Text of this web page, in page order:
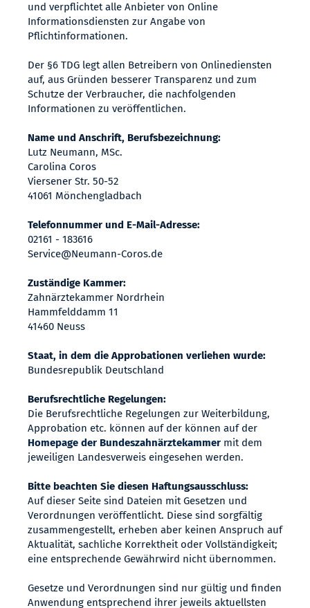
und verpflichtet alle Anbieter von Online
Informationsdiensten zur Angabe von
Pflichtinformationen.
Der §6 TDG legt allen Betreibern von Onlinediensten
auf, aus Gründen besserer Transparenz und zum
Schutze der Verbraucher, die nachfolgenden
Informationen zu veröffentlichen.
Name und Anschrift, Berufsbezeichnung:
Lutz Neumann, MSc.
Carolina Coros
Viersener Str. 50-52
41061 Mönchengladbach
Telefonnummer und E-Mail-Adresse:
02161 - 183616
Service@Neumann-Coros.de
Zuständige Kammer:
Zahnärztekammer Nordrhein
Hammfelddamm 11
41460 Neuss
Staat, in dem die Approbationen verliehen wurde:
Bundesrepublik Deutschland
Berufsrechtliche Regelungen:
Die Berufsrechtliche Regelungen zur Weiterbildung,
Approbation etc. können auf der können auf der
Homepage der Bundeszahnärztekammer mit dem
jeweiligen Landesverweis eingesehen werden.
Bitte beachten Sie diesen Haftungsausschluss:
Auf dieser Seite sind Dateien mit Gesetzen und
Verordnungen veröffentlicht. Diese sind sorgfältig
zusammengestellt, erheben aber keinen Anspruch auf
Aktualität, sachliche Korrektheit oder Vollständigkeit;
eine entsprechende Gewährwird nicht übernommen.
Gesetze und Verordnungen sind nur gültig und finden
Anwendung entsprechend ihrer jeweils aktuellsten